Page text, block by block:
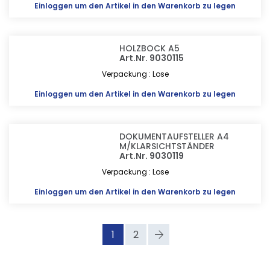
Einloggen um den Artikel in den Warenkorb zu legen
HOLZBOCK A5
Art.Nr. 9030115
Verpackung : Lose
Einloggen um den Artikel in den Warenkorb zu legen
DOKUMENTAUFSTELLER A4
M/KLARSICHTSTÄNDER
Art.Nr. 9030119
Verpackung : Lose
Einloggen um den Artikel in den Warenkorb zu legen
1 2